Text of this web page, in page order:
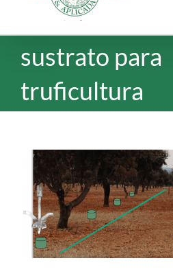
sustrato para
truficultura